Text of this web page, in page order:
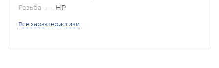
Резьба — НР
Все характеристики